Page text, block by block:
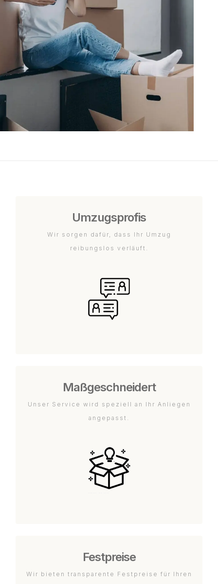
Umzugsprofis
Wir sorgen dafür, dass Ihr Umzug
reibungslos verläuft.
Maßgeschneidert
Unser Service wird speziell an Ihr Anliegen
angepasst.
Festpreise
Wir bieten transparente Festpreise für Ihren